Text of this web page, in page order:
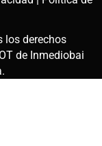
los derechos
de Inmediobai
.